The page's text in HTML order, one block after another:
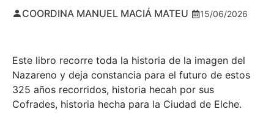
COORDINA MANUEL MACIÁ MATEU 15/06/2026
Este libro recorre toda la historia de la imagen del
Nazareno y deja constancia para el futuro de estos
325 años recorridos, historia hecah por sus
Cofrades, historia hecha para la Ciudad de Elche.